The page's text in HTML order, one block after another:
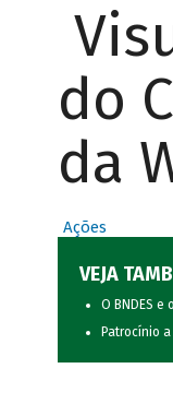
do
da
Ações
VEJA
O BNDES e
Patrocínio